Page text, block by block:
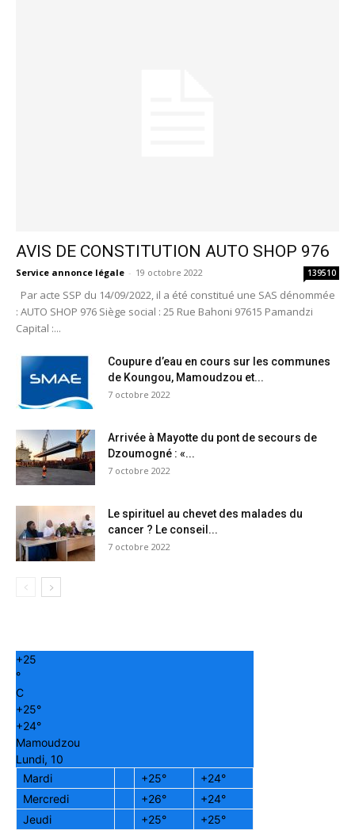
AVIS DE CONSTITUTION AUTO SHOP 976
Service annonce légale - 19 octobre 2022 139510
Par acte SSP du 14/09/2022, il a été constitué une SAS dénommée
: AUTO SHOP 976 Siège social : 25 Rue Bahoni 97615 Pamandzi
Capital :...
Coupure d’eau en cours sur les communes
de Koungou, Mamoudzou et...
7 octobre 2022
Arrivée à Mayotte du pont de secours de
Dzoumogné : «...
7 octobre 2022
Le spirituel au chevet des malades du
cancer ? Le conseil...
7 octobre 2022
+25
°
C
+25°
+24°
Mamoudzou
Lundi, 10
Mardi
+25° +24°
Mercredi
+26° +24°
Jeudi
+25° +25°